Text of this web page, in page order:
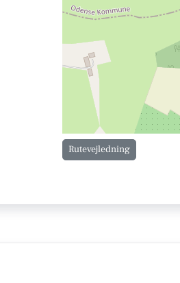
Rutevejledning